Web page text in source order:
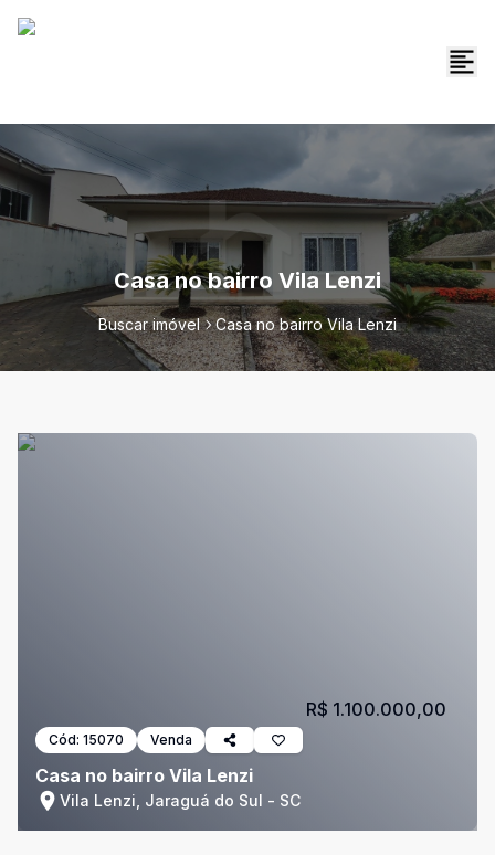
Casa no bairro Vila Lenzi
Buscar imóvel Casa no bairro Vila Lenzi
Cód: 15070 Venda
Casa no bairro Vila Lenzi
Vila Lenzi, Jaraguá do Sul - SC
R$ 1.100.000,00